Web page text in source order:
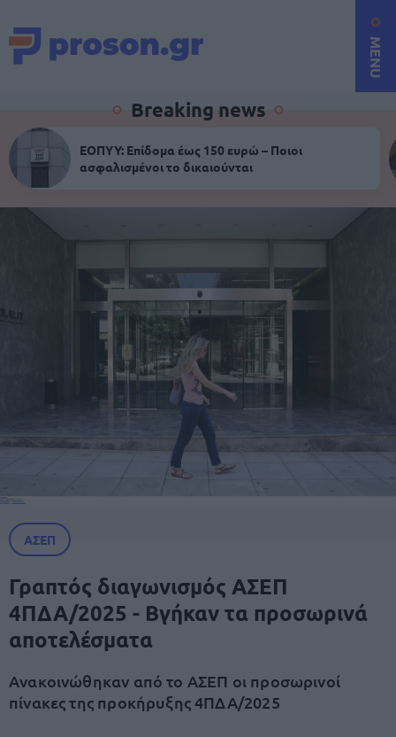
MENU
Breaking news
ΕΟΠΥΥ: Επίδομα έως 150 ευρώ – Ποιοι
ασφαλισμένοι το δικαιούνται
ΑΣΕΠ
Γραπτός διαγωνισμός ΑΣΕΠ
4ΠΔΑ/2025 - Βγήκαν τα προσωρινά
αποτελέσματα
Ανακοινώθηκαν από το ΑΣΕΠ οι προσωρινοί
πίνακες της προκήρυξης 4ΠΔΑ/2025